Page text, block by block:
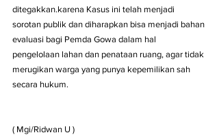
ditegakkan.karena Kasus ini telah menjadi
sorotan publik dan diharapkan bisa menjadi bahan
evaluasi bagi Pemda Gowa dalam hal
pengelolaan lahan dan penataan ruang, agar tidak
merugikan warga yang punya kepemilikan sah
secara hukum.
( Mgi/Ridwan U )